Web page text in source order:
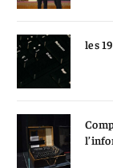
les